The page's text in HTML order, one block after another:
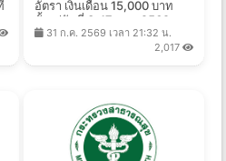
อัตรา เงินเดือน 15,000 บาท
ตั้งแต่วันที่ 3-17 ส.ค. 2569
31 ก.ค. 2569 เวลา 21:32 น.
2,017